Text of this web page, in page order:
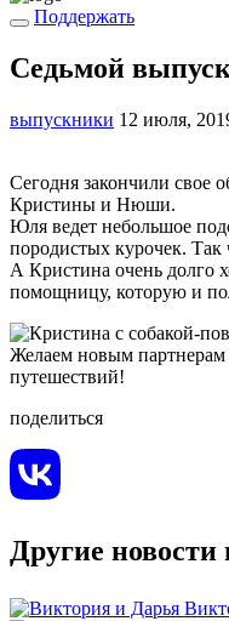
Поддержать
Седьмой
выпускники 12 июля,
Сегодня закончили свое
Кристины и Нюши.
Юля ведет небольшое
породистых курочек. Так
А Кристина очень долго
помощницу, которую и
Желаем новым
путешествий!
поделиться
Другие новости